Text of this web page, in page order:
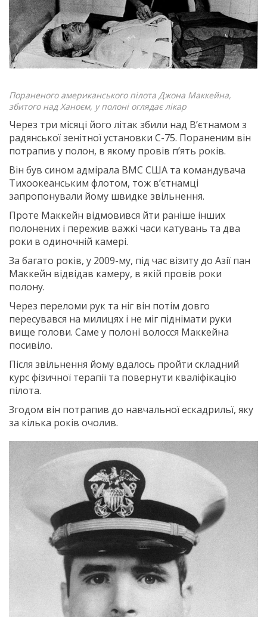
Пораненого американського пілота Джона Маккейна,
збитого над Ханоєм, у полоні оглядає лікар
Через три місяці його літак збили над В’єтнамом з
радянської зенітної установки С-75. Пораненим він
потрапив у полон, в якому провів п’ять років.
Він був сином адмірала ВМС США та командувача
Тихоокеанським флотом, тож в’єтнамці
запропонували йому швидке звільнення.
Проте Маккейн відмовився йти раніше інших
полонених і пережив важкі часи катувань та два
роки в одиночній камері.
За багато років, у 2009-му, під час візиту до Азії пан
Маккейн відвідав камеру, в якій провів роки
полону.
Через переломи рук та ніг він потім довго
пересувався на милицях і не міг піднімати руки
вище голови. Саме у полоні волосся Маккейна
посивіло.
Після звільнення йому вдалось пройти складний
курс фізичної терапії та повернути кваліфікацію
пілота.
Згодом він потрапив до навчальної ескадрильї, яку
за кілька років очолив.